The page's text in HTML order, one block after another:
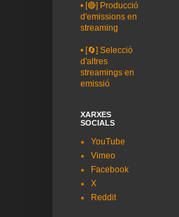
• [🔴] Producció
d'emissions en
streaming
• [🔄] Selecció
d'altres
streamings en
emissió
XARXES
SOCIALS
YouTube
Vimeo
Facebook
X
Reddit